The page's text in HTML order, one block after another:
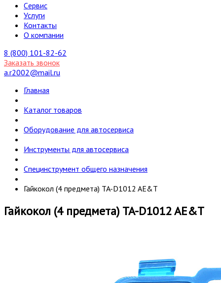
Cервис
Услуги
Контакты
О компании
8 (800) 101-82-62
Заказать звонок
a.r2002@mail.ru
Главная
Каталог товаров
Оборудование для автосервиса
Инструменты для автосервиса
Специнструмент общего назначения
Гайкокол (4 предмета) TA-D1012 AE&T
Гайкокол (4 предмета) TA-D1012 AE&T